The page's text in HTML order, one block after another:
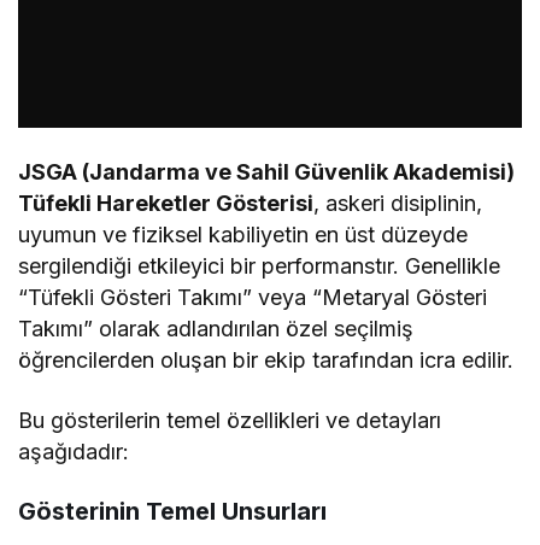
JSGA (Jandarma ve Sahil Güvenlik Akademisi)
Tüfekli Hareketler Gösterisi, askeri disiplinin,
uyumun ve fiziksel kabiliyetin en üst düzeyde
sergilendiği etkileyici bir performanstır. Genellikle
“Tüfekli Gösteri Takımı” veya “Metaryal Gösteri
Takımı” olarak adlandırılan özel seçilmiş
öğrencilerden oluşan bir ekip tarafından icra edilir.
Bu gösterilerin temel özellikleri ve detayları
aşağıdadır:
Gösterinin Temel Unsurları